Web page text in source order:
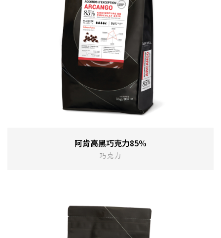
阿肯高黑巧克力85%
巧克力